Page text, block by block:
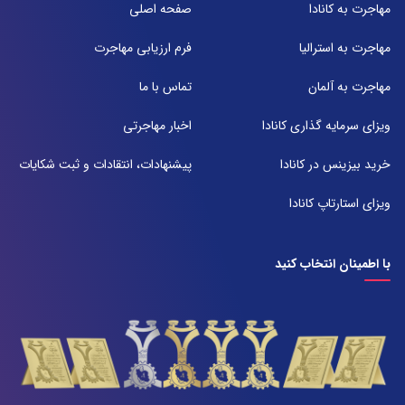
تلفن:
شعبه 2
تلفن:
مهاجرت به کانادا
مهاجرت به استرالیا
مهاجرت به آلمان
ویزای سرمایه گذاری کانادا
خرید بیزینس در کانادا
ویزای استارتاپ کانادا
صفحه اصلی
فرم ارزیابی مهاجرت
تماس با ما
اخبار مهاجرتی
پیشنهادات، انتقادات و ثبت شکایات
با اطمینان انتخاب کنید